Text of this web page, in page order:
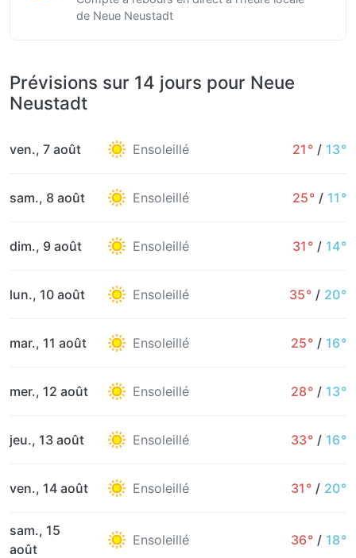
de Neue Neustadt
Prévisions sur 14 jours pour Neue
Neustadt
ven., 7 août Ensoleillé 21° / 13°
sam., 8 août Ensoleillé 25° / 11°
dim., 9 août Ensoleillé 31° / 14°
lun., 10 août Ensoleillé 35° / 20°
mar., 11 août Ensoleillé 25° / 16°
mer., 12 août Ensoleillé 28° / 13°
jeu., 13 août Ensoleillé 33° / 16°
ven., 14 août Ensoleillé 31° / 20°
sam., 15
août
Ensoleillé 36° / 18°